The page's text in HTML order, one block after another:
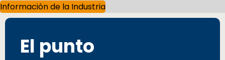
Información de la Industria
El punto